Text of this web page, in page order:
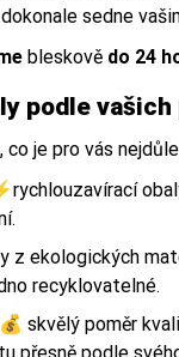
sedne
bleskově do 24
podle
je pro vás
rychlouzavírací
z ekologických
recyklovatelné.
💰 skvělý poměr